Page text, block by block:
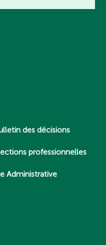
des décisions
professionnelles
Administrative